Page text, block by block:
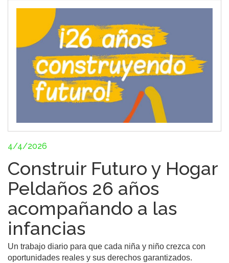
4/4/2026
Construir Futuro y Hogar
Peldaños 26 años
acompañando a las
infancias
Un trabajo diario para que cada niña y niño crezca con
oportunidades reales y sus derechos garantizados.